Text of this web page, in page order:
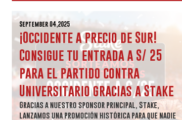
September 04,2025
¡Occidente a precio de Sur!
Consigue tu entrada a S/ 25
para el partido contra
Universitario gracias a Stake
Gracias a nuestro sponsor principal, Stake,
lanzamos una promoción histórica para que nadie